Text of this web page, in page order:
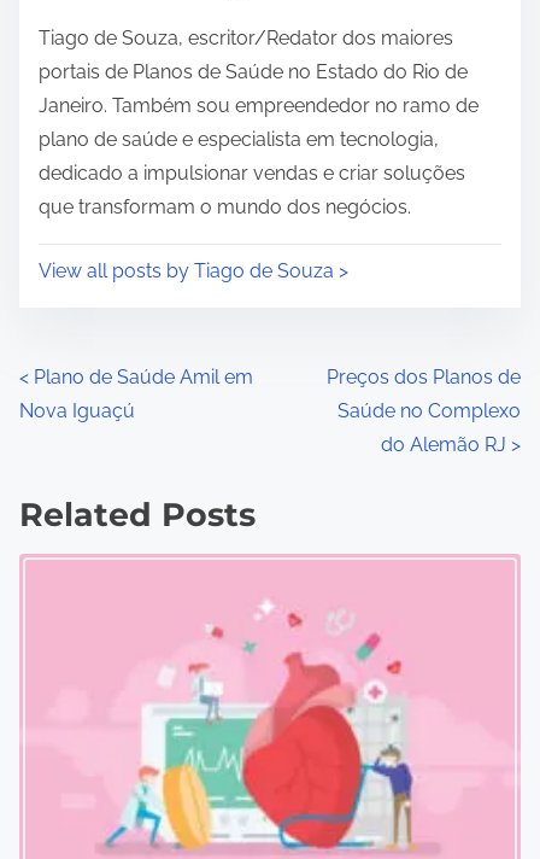
Tiago de Souza, escritor/Redator dos maiores
portais de Planos de Saúde no Estado do Rio de
Janeiro. Também sou empreendedor no ramo de
plano de saúde e especialista em tecnologia,
dedicado a impulsionar vendas e criar soluções
que transformam o mundo dos negócios.
View all posts by Tiago de Souza >
P
t
< Plano de Saúde Amil em
Nova Iguaçú
Preços dos Planos de
Saúde no Complexo
do Alemão RJ >
Related Posts